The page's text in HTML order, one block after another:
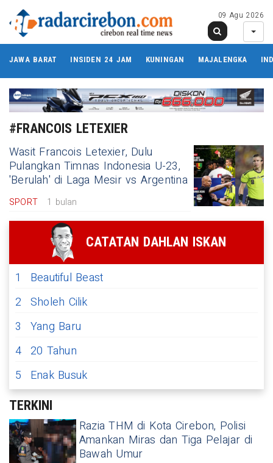
09 Agu 2026
JAWA BARAT INSIDEN 24 JAM KUNINGAN MAJALENGKA
#FRANCOIS LETEXIER
Wasit Francois Letexier, Dulu
Pulangkan Timnas Indonesia U-23,
'Berulah' di Laga Mesir vs Argentina
SPORT 1 bulan
CATATAN DAHLAN ISKAN
1
Beautiful Beast
2 Sholeh Cilik
3
Yang Baru
4 20 Tahun
5
Enak Busuk
TERKINI
Razia THM di Kota Cirebon, Polisi
Amankan Miras dan Tiga Pelajar di
Bawah Umur